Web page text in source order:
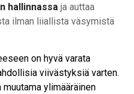
hallinnassa ja auttaa
ilman liiallista väsymistä
on hyvä varata
viivästyksiä varten.
ylimääräinen